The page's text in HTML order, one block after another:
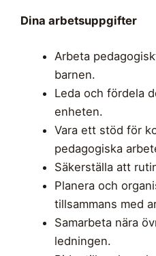
Dina arbetsuppgifter
Arbeta
barnen.
Leda och fördela
enheten.
Vara ett stöd för
pedagogiska
Säkerställa att
Planera och
tillsammans med
Samarbeta nära
ledningen.